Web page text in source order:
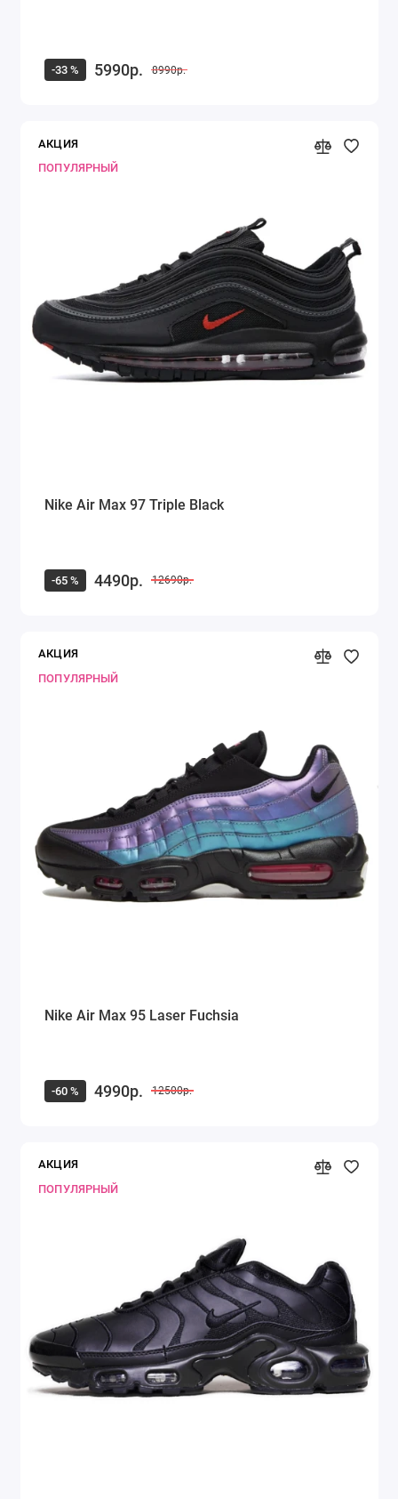
-33 % 5990р. 8990р.
АКЦИЯ
ПОПУЛЯРНЫЙ
Nike Air Max 97 Triple Black
-65 % 4490р. 12690р.
АКЦИЯ
ПОПУЛЯРНЫЙ
Nike Air Max 95 Laser Fuchsia
-60 % 4990р. 12500р.
АКЦИЯ
ПОПУЛЯРНЫЙ